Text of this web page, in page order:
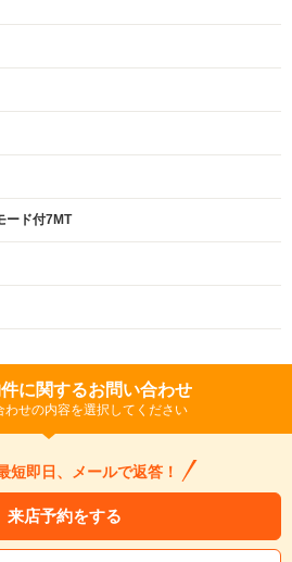
ード付7MT
に関するお問い合わせ
わせの内容を選択してください
短即日、メールで返答！
来店予約をする